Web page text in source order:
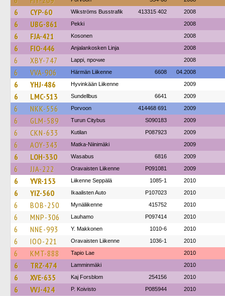
6 CYP-60 Wikströms Busstrafik 413315 402 2008
6 UBG-861 Pekki 2008
6 FJA-421 Kosonen 2008
6 FIO-446 Anjalankosken Linja 2008
6 XBY-747 Lappi, прочие 2008
6 VVA-906 Härmän Liikenne 6608 04.2008
6 YHJ-486 Hyvinkään Liikenne 2009
6 LMC-513 Sundellbus 6641 2009
6 NKK-556 Porvoon 414468 691 2009
6 GLM-589 Turun Citybus S090183 2009
6 CKN-633 Kutilan P087923 2009
6 AOY-343 Matka-Niinimäki 2009
6 LOH-330 Wasabus 6816 2009
6 JJA-222 Oravaisten Liikenne P091081 2009
6 YVR-153 Liikenne Seppälä 1085-1 2010
6 YIZ-560 Ikaalisten Auto P107023 2010
6 BOB-250 Mynäliikenne 415752 2010
6 MNP-306 Lauhamo P097414 2010
6 NNE-993 Y. Makkonen 1010-6 2010
6 IOO-221 Oravaisten Liikenne 1036-1 2010
6 KMT-888 Tapio Lae 2010
6 TRZ-474 Lamminmäki 2010
6 XVE-635 Kaj Forsblom 254156 2010
6 VVJ-424 P. Koivisto P085944 2010